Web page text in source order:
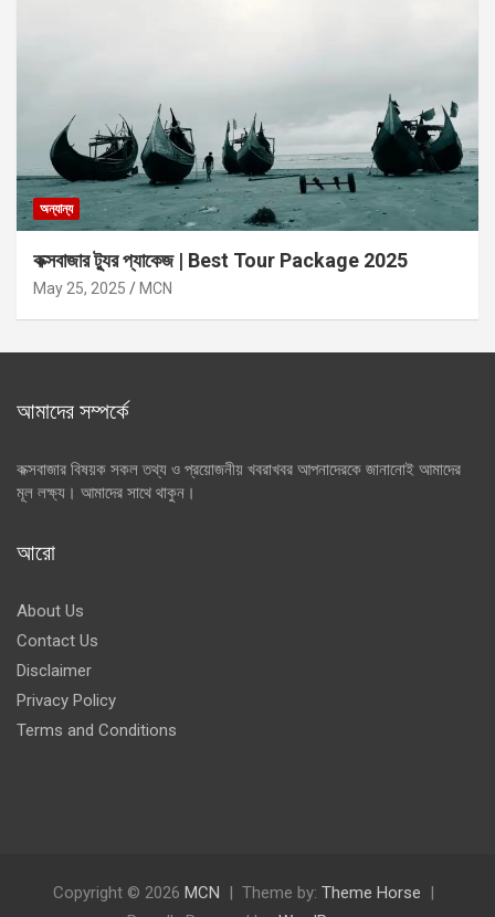
অন্যান্য
কক্সবাজার ট্যুর প্যাকেজ | Best Tour Package 2025
May 25, 2025 MCN
আমাদের সম্পর্কে
কক্সবাজার বিষয়ক সকল তথ্য ও প্রয়োজনীয় খবরাখবর আপনাদেরকে জানানোই আমাদের
মূল লক্ষ্য। আমাদের সাথে থাকুন।
আরো
About Us
Contact Us
Disclaimer
Privacy Policy
Terms and Conditions
Copyright © 2026 MCN Theme by: Theme Horse